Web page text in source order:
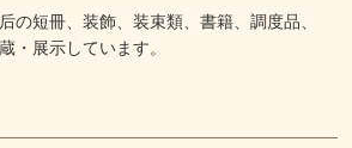
の短冊、装飾、装束類、書籍、調度品、
・展示しています。